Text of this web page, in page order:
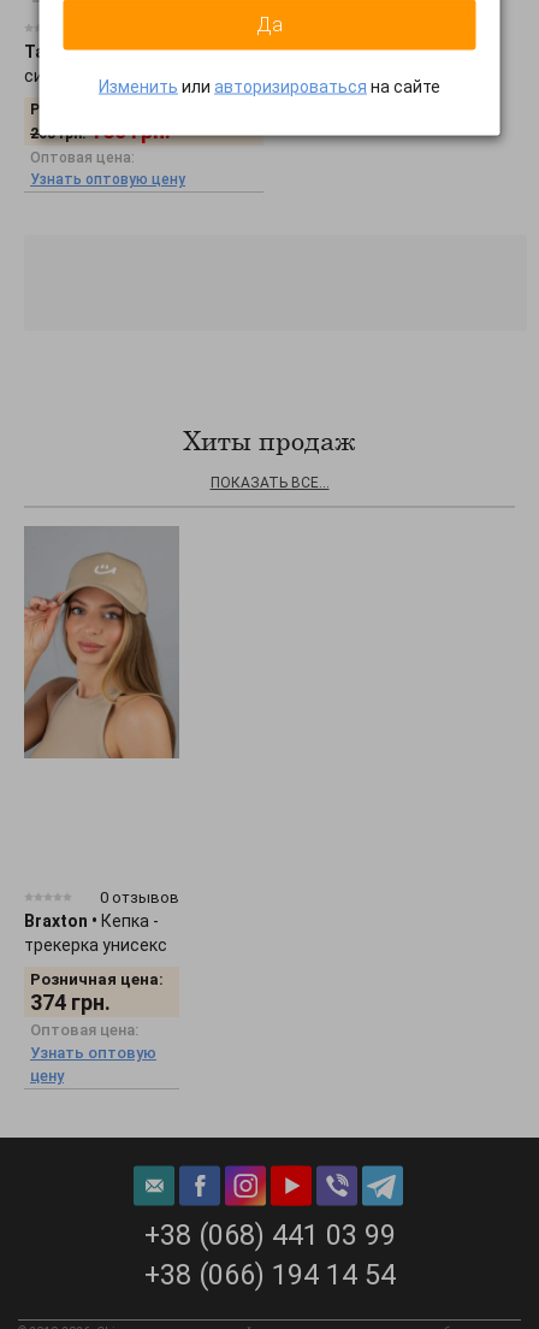
0 отзывов
Tashkan•Гамаши Калипсо,
синий 1532000002
Розничная цена:
208 грн. 160грн.
Оптовая цена:
Узнать оптовую цену
Хиты продаж
ПОКАЗАТЬ ВСЕ...
0 отзывов
Braxton • Кепка -
трекерка унисекс
Розничная цена:
374 грн.
Оптовая цена:
Узнать оптовую
цену
+38 (068) 441 03 99
+38 (066) 194 14 54
Да
Изменить или авторизироваться на сайте